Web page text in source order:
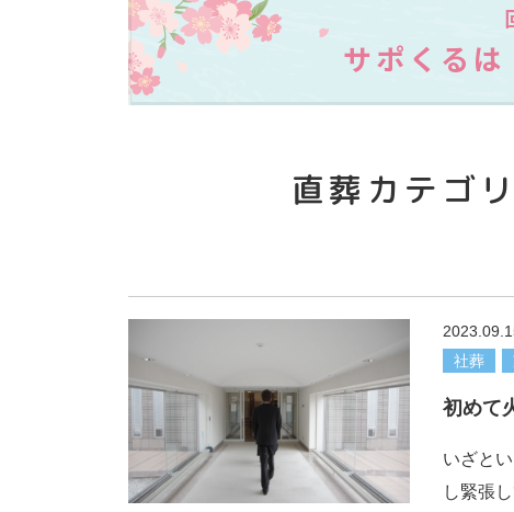
サポくるは
直葬カテゴ
社葬
初めて
いざと
し緊張